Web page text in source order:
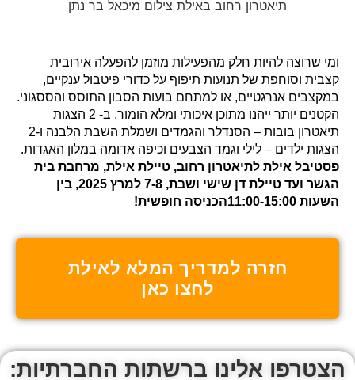
תיאטרון רחוב באילת צילום מיכאל בר נתן
ומי שרוצה להיות חלק מהפעילות מוזמן להפעלה אירובית
קצבית וסוחפת של תנועות תיפוף על כדורי פיטבול ענקיים,
במקצבים אנרגטיים, או למתחם בועות הסבון התוסס והססגוני.
הקטנים יותר ייהנו מתוכן איכותי ומלא הומור, ב- 2 הצגות
תיאטרון בובות – הסנדלר והגמדים ושמלת השבת הלבנה ו-2
הצגות ילדים – לילי וגמד הצבעים וכיפה אדומה במלון האגדות.
פסטיבל אילת לתיאטרון רחוב, טיילת אילת, מרחבת בית
הגשר ועד טיילת דן שישי ושבת, 7-8 למרץ 2025, בין
השעות 11:00-15:00הכניסה חופשית!
חזרה למדריך המלא לאילת
לחצו כאן
הצטרפו אלינו ברשתות החברתיות: